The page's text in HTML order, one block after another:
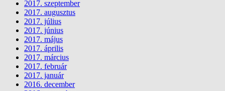
2017. szeptember
2017. augusztus
2017. július
2017. június
2017. május
2017. április
2017. március
2017. február
2017. január
2016. december